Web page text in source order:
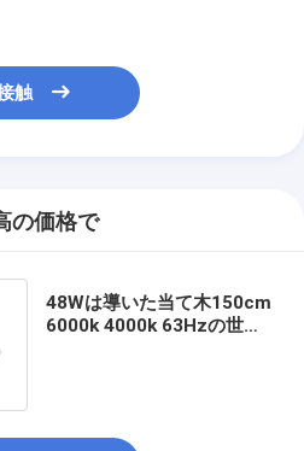
触
の価格で
48Wは導いた当て木150cm
6000k 4000k 63Hzの世帯